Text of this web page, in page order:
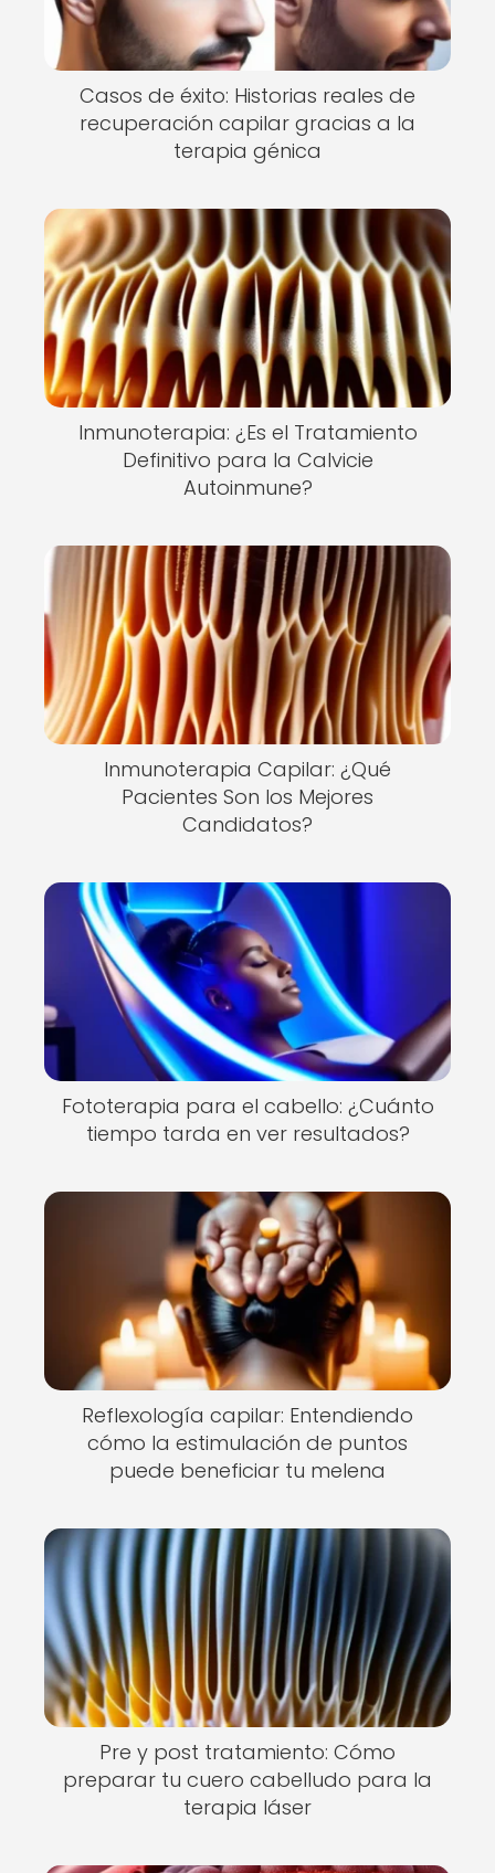
Casos de éxito: Historias reales de
recuperación capilar gracias a la
terapia génica
Inmunoterapia: ¿Es el Tratamiento
Definitivo para la Calvicie
Autoinmune?
Inmunoterapia Capilar: ¿Qué
Pacientes Son los Mejores
Candidatos?
Fototerapia para el cabello: ¿Cuánto
tiempo tarda en ver resultados?
Reflexología capilar: Entendiendo
cómo la estimulación de puntos
puede beneficiar tu melena
Pre y post tratamiento: Cómo
preparar tu cuero cabelludo para la
terapia láser